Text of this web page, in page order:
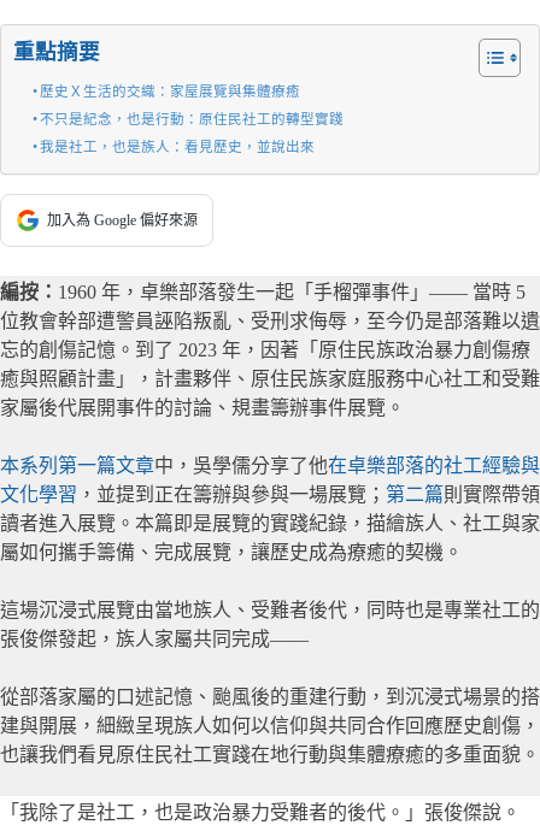
重點摘要
歷史Ｘ生活的交織：家屋展覽與集體療癒
不只是紀念，也是行動：原住民社工的轉型實踐
我是社工，也是族人：看見歷史，並說出來
加入為 Google 偏好來源
編按： 1960 年，卓樂部落發生一起「手榴彈事件」—— 當時 5
位教會幹部遭警員誣陷叛亂、受刑求侮辱，至今仍是部落難以遺
忘的創傷記憶。到了 2023 年，因著「原住民族政治暴力創傷療
癒與照顧計畫」，計畫夥伴、原住民族家庭服務中心社工和受難
家屬後代展開事件的討論、規畫籌辦事件展覽。
本系列第一篇文章中，吳學儒分享了他在卓樂部落的社工經驗與
文化學習 ，並提到正在籌辦與參與一場展覽； 第二篇則實際帶領
讀者進入展覽。本篇即是展覽的實踐紀錄，描繪族人、社工與家
屬如何攜手籌備、完成展覽，讓歷史成為療癒的契機。
這場沉浸式展覽由當地族人、受難者後代，同時也是專業社工的
張俊傑發起，族人家屬共同完成——
從部落家屬的口述記憶、颱風後的重建行動，到沉浸式場景的搭
建與開展，細緻呈現族人如何以信仰與共同合作回應歷史創傷，
也讓我們看見原住民社工實踐在地行動與集體療癒的多重面貌。
「我除了是社工，也是政治暴力受難者的後代。」張俊傑說。